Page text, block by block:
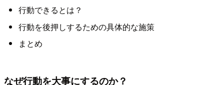
行動できるとは？
行動を後押しするための具体的な施策
まとめ
なぜ行動を大事にするのか？